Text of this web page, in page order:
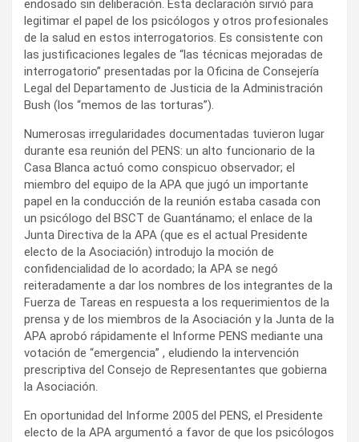
endosado sin deliberación. Esta declaración sirvió para
legitimar el papel de los psicólogos y otros profesionales
de la salud en estos interrogatorios. Es consistente con
las justificaciones legales de “las técnicas mejoradas de
interrogatorio” presentadas por la Oficina de Consejería
Legal del Departamento de Justicia de la Administración
Bush (los “memos de las torturas”).
Numerosas irregularidades documentadas tuvieron lugar
durante esa reunión del PENS: un alto funcionario de la
Casa Blanca actuó como conspicuo observador; el
miembro del equipo de la APA que jugó un importante
papel en la conducción de la reunión estaba casada con
un psicólogo del BSCT de Guantánamo; el enlace de la
Junta Directiva de la APA (que es el actual Presidente
electo de la Asociación) introdujo la moción de
confidencialidad de lo acordado; la APA se negó
reiteradamente a dar los nombres de los integrantes de la
Fuerza de Tareas en respuesta a los requerimientos de la
prensa y de los miembros de la Asociación y la Junta de la
APA aprobó rápidamente el Informe PENS mediante una
votación de “emergencia” , eludiendo la intervención
prescriptiva del Consejo de Representantes que gobierna
la Asociación.
En oportunidad del Informe 2005 del PENS, el Presidente
electo de la APA argumentó a favor de que los psicólogos